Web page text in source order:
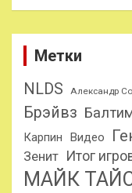
Метки
NLDS
Александр
Брэйвз
Карпин
Видео
Зенит Итог
МАЙК